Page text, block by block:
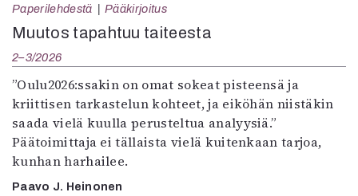
Paperilehdestä Pääkirjoitus
Muutos tapahtuu taiteesta
2–3/2026
”Oulu2026:ssakin on omat sokeat pisteensä ja
kriittisen tarkastelun kohteet, ja eiköhän niistäkin
saada vielä kuulla perusteltua analyysiä.”
Päätoimittaja ei tällaista vielä kuitenkaan tarjoa,
kunhan harhailee.
Paavo J. Heinonen